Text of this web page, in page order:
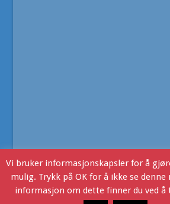
Vi bruker informasjonskapsler for å
mulig. Trykk på OK for å ikke se
informasjon om dette finner du ved å